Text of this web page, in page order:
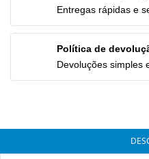
Entregas rápidas e
Política de
Devoluções simples